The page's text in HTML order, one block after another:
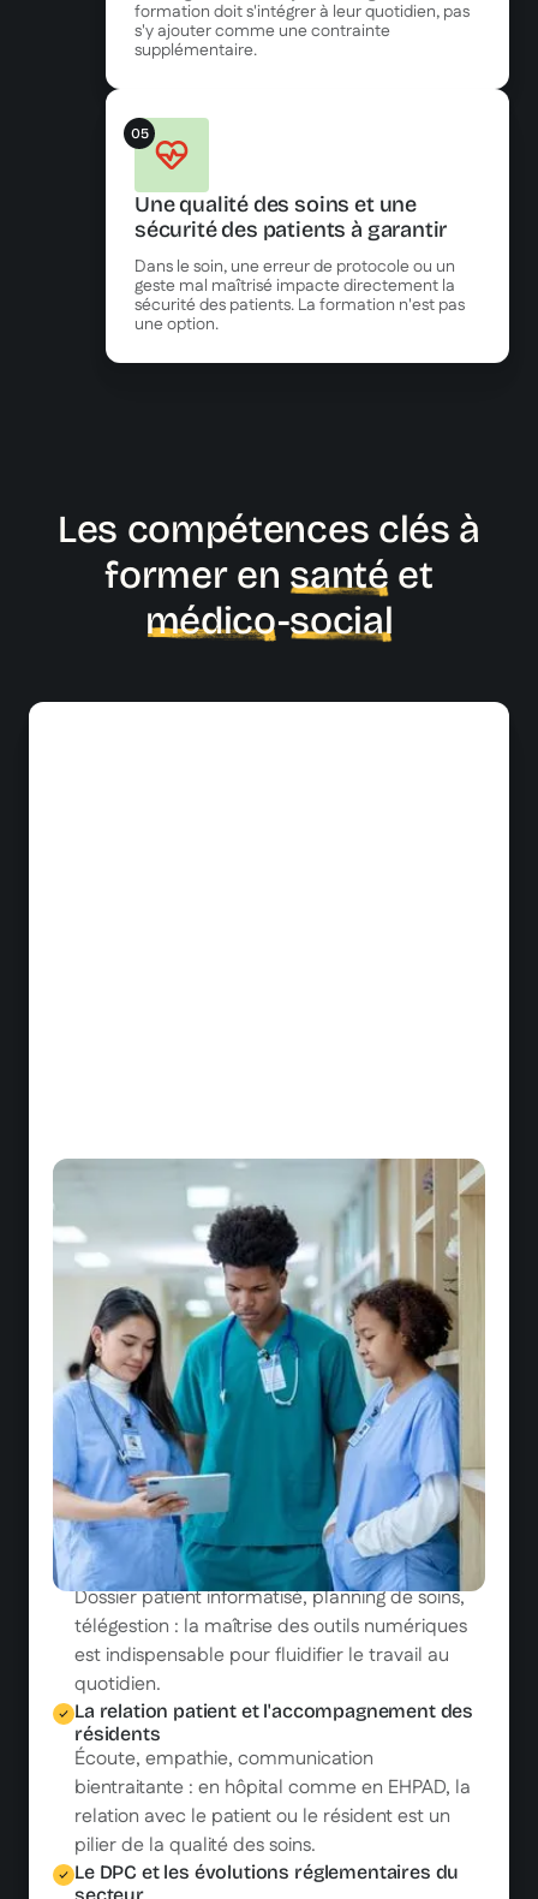
formation doit s'intégrer à leur quotidien, pas
s'y ajouter comme une contrainte
supplémentaire.
05
Une qualité des soins et une
sécurité des patients à garantir
Dans le soin, une erreur de protocole ou un
geste mal maîtrisé impacte directement la
sécurité des patients. La formation n'est pas
une option.
Les compétences clés à
former en santé et
médico-social
Les protocoles d'hygiène hospitalière et de
sécurité des soins
Soins, bionettoyage, manipulation des
dispositifs médicaux : les protocoles d'hygiène
sont la base de la sécurité des patients et
doivent être traçables.
Les gestes métiers soignants et la prévention
des TMS
Manutention des patients, postures de soin,
prévention des TMS : des gestes bien formés,
c'est moins d'erreurs, moins de fatigue et moins
d'accidents du travail.
Les outils métier : dossier médical, planning,
télégestion
Dossier patient informatisé, planning de soins,
télégestion : la maîtrise des outils numériques
est indispensable pour fluidifier le travail au
quotidien.
La relation patient et l'accompagnement des
résidents
Écoute, empathie, communication
bientraitante : en hôpital comme en EHPAD, la
relation avec le patient ou le résident est un
pilier de la qualité des soins.
Le DPC et les évolutions réglementaires du